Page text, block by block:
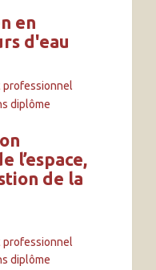
en
d'eau
professionnel
diplôme
l’espace,
de la
professionnel
diplôme